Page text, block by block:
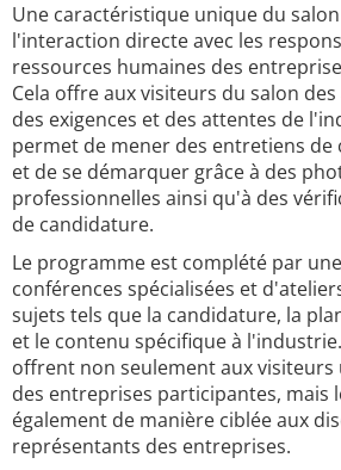
Une caractéristique unique du
l'interaction directe avec les
ressources humaines des
Cela offre aux visiteurs du salon
des exigences et des attentes de
permet de mener des entretiens de
et de se démarquer grâce à des
professionnelles ainsi qu'à des
de candidature.
Le programme est complété par
conférences spécialisées et
sujets tels que la candidature, la
et le contenu spécifique à
offrent non seulement aux
des entreprises participantes, mais
également de manière ciblée aux
représentants des entreprises.